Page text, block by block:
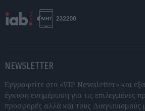
NEWSLETTER
Εγγραφείτε στο «VIP Newsletter» και
έγκυρη ενημέρωση για τις επιλεγμένες
προσφορές αλλά και τους Διαγωνισμούς